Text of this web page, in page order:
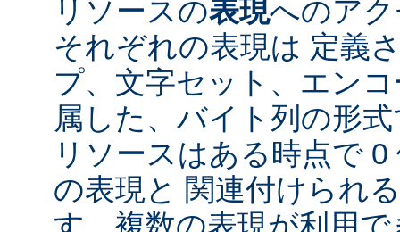
リソースの表現へのア
それぞれの表現は 定義
プ、文字セット、エン
属した、バイト列の形
リソースはある時点で
の表現と 関連付けられ
す。複数の表現が利用